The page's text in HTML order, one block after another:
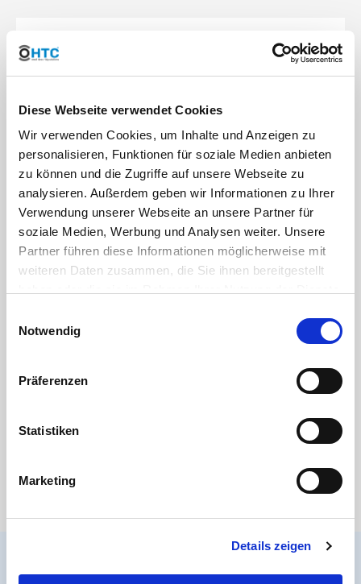
Diese Webseite verwendet Cookies
Wir verwenden Cookies, um Inhalte und Anzeigen zu
personalisieren, Funktionen für soziale Medien anbieten
zu können und die Zugriffe auf unsere Webseite zu
analysieren. Außerdem geben wir Informationen zu Ihrer
Verwendung unserer Webseite an unsere Partner für
soziale Medien, Werbung und Analysen weiter. Unsere
Partner führen diese Informationen möglicherweise mit
weiteren Daten zusammen, die Sie ihnen bereitgestellt
Cookies, wenn Sie unsere Webseite weiterhin nutzen.
Notwendig
Präferenzen
Statistiken
Marketing
Details zeigen
DOWNLOAD
RoHS Confirmation HTC
DOWNLOAD
REACH Brass Supplement HTC
In der EU ansässiger Wirtschaftsbeteiligter, der sicherstellt, dass das Produkt den
erforderlichen Vorschriften entspricht:
91257 Pegnitz
General information